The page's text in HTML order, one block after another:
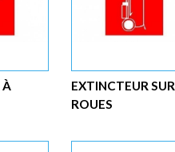
À
EXTINCTEUR SUR
ROUES